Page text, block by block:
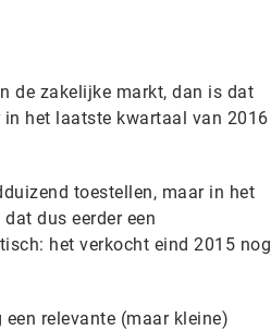
de zakelijke markt, dan is dat
het laatste kwartaal van 2016
toestellen, maar in het
dus eerder een
het verkocht eind 2015 nog
relevante (maar kleine)